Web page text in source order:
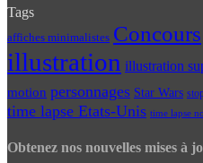
Tags
affiches minimalistes Concours
illustration illustration
motion personnages Star Wars
time lapse Etats-Unis time lapse
Obtenez nos nouvelles mises à